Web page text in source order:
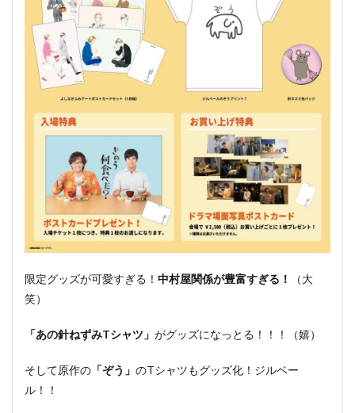
限定グッズが可愛すぎる！ 中村屋関係が豊富すぎる！
（大
笑）
「あの針ねずみTシャツ」 がグッズになっとる！！！（嬉）
そして原作の 「ぞう」 のTシャツもグッズ化！ジルベー
ル！！